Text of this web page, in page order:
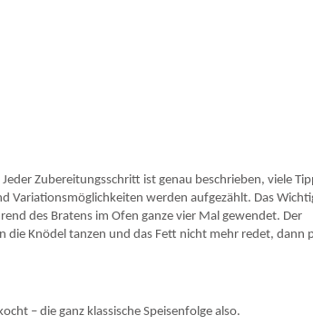
Zubereitungsschritt ist genau beschrieben, viele
Variationsmöglichkeiten werden aufgezählt. Das
des Bratens im Ofen ganze vier Mal gewendet. Der
Knödel tanzen und das Fett nicht mehr redet, dann
– die ganz klassische Speisenfolge also.